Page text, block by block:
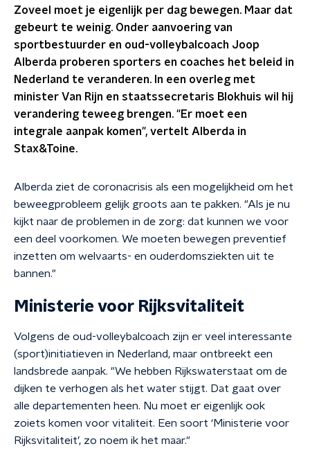
Zoveel moet je eigenlijk per dag bewegen. Maar dat
gebeurt te weinig. Onder aanvoering van
sportbestuurder en oud-volleybalcoach Joop
Alberda proberen sporters en coaches het beleid in
Nederland te veranderen. In een overleg met
minister Van Rijn en staatssecretaris Blokhuis wil hij
verandering teweeg brengen. "Er moet een
integrale aanpak komen", vertelt Alberda in
Stax&Toine.
Alberda ziet de coronacrisis als een mogelijkheid om het
beweegprobleem gelijk groots aan te pakken. "Als je nu
kijkt naar de problemen in de zorg: dat kunnen we voor
een deel voorkomen. We moeten bewegen preventief
inzetten om welvaarts- en ouderdomsziekten uit te
bannen."
Ministerie voor Rijksvitaliteit
Volgens de oud-volleybalcoach zijn er veel interessante
(sport)initiatieven in Nederland, maar ontbreekt een
landsbrede aanpak. "We hebben Rijkswaterstaat om de
dijken te verhogen als het water stijgt. Dat gaat over
alle departementen heen. Nu moet er eigenlijk ook
zoiets komen voor vitaliteit. Een soort ‘Ministerie voor
Rijksvitaliteit’, zo noem ik het maar."